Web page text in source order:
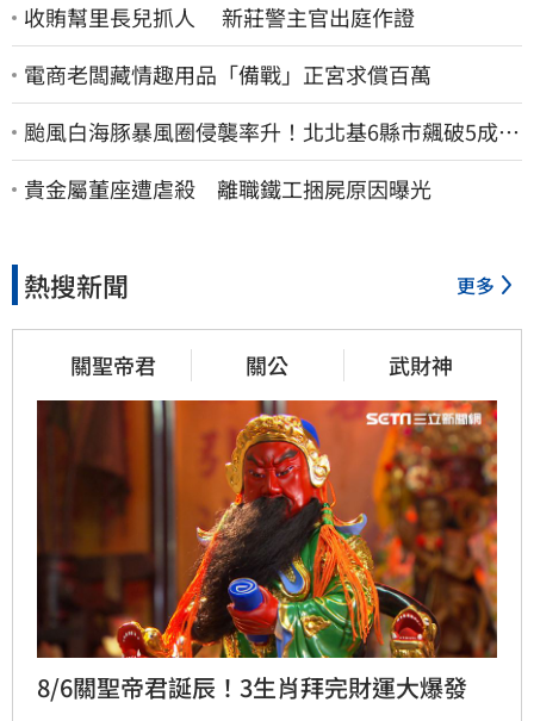
收賄幫里長兒抓人 新莊警主官出庭作證
電商老闆藏情趣用品「備戰」正宮求償百萬
颱風白海豚暴風圈侵襲率升！北北基6縣市飆破5成
1縣市「最高達67%」
貴金屬董座遭虐殺 離職鐵工捆屍原因曝光
熱搜新聞 更多
關聖帝君 關公 武財神
8/6關聖帝君誕辰！3生肖拜完財運大爆發